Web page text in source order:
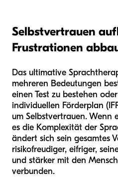
Selbstvertrauen
Frustrationen
Das ultimative
mehreren Bedeutungen
einen Test zu bestehen
individuellen Förderplan
um Selbstvertrauen. Wenn
es die Komplexität der
ändert sich sein gesamtes
risikofreudiger, eifriger,
und stärker mit den
verbunden.